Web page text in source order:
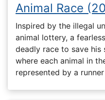
Animal Race
Inspired by the illegal
animal lottery, a
deadly race to save
where each animal in
represented by a